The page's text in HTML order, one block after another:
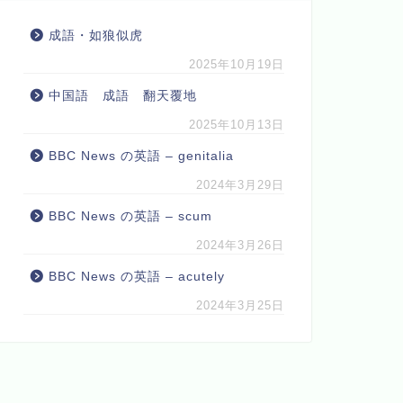
成語・如狼似虎
2025年10月19日
中国語 成語 翻天覆地
2025年10月13日
BBC News の英語 – genitalia
2024年3月29日
BBC News の英語 – scum
2024年3月26日
BBC News の英語 – acutely
2024年3月25日